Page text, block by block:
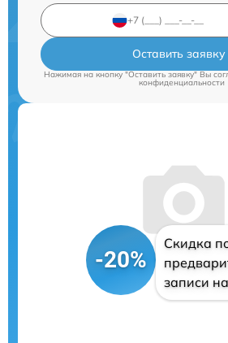
Оставить заявку
Нажимая на кнопку "Оставить заявку" Вы
конфиденциальности
-20%
Скидка
записи